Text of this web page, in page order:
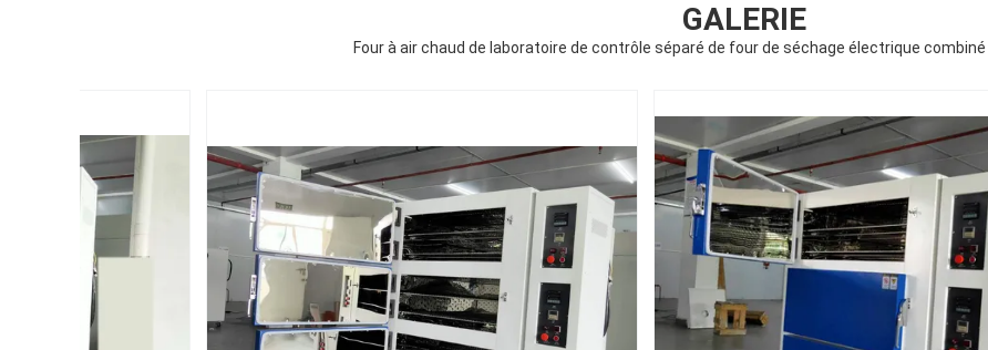
GALERIE
Four à air chaud de laboratoire de contrôle séparé de four de séchage électrique combiné